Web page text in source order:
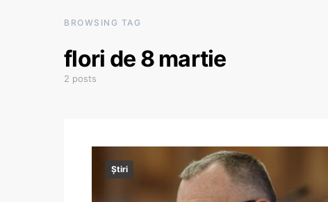
BROWSING TAG
flori de 8 martie
2 posts
Știri